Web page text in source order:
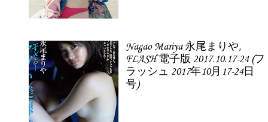
Nagao Mariya 永尾まりや,
FLASH 電子版 2017.10.17-24 (フ
ラッシュ 2017年10月17-24日
号)